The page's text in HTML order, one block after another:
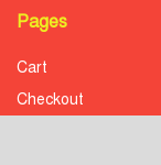
Pages
Cart
Checkout